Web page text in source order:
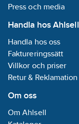
Press och media
Handla hos Ahlsell
Handla hos oss
Faktureringssätt
Villkor och priser
Retur & Reklamation
Om oss
Om Ahlsell